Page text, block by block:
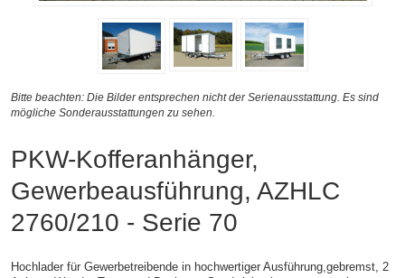
Bitte beachten: Die Bilder entsprechen nicht der Serienausstattung. Es sind
mögliche Sonderausstattungen zu sehen.
PKW-Kofferanhänger,
Gewerbeausführung, AZHLC
2760/210 - Serie 70
Hochlader für Gewerbetreibende in hochwertiger Ausführung,gebremst, 2